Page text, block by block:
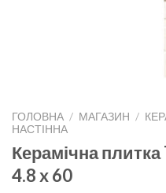
ГОЛОВНА / МАГАЗИН /
НАСТІННА
Керамічна
4.8 x 60